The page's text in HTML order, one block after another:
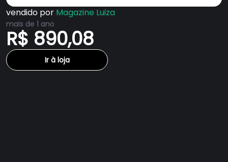
vendido por Magazine Luiza
mais de 1 ano
R$ 890,08
Ir à loja